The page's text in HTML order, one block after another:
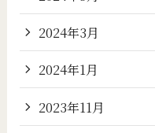
2024年3月
2024年1月
2023年11月